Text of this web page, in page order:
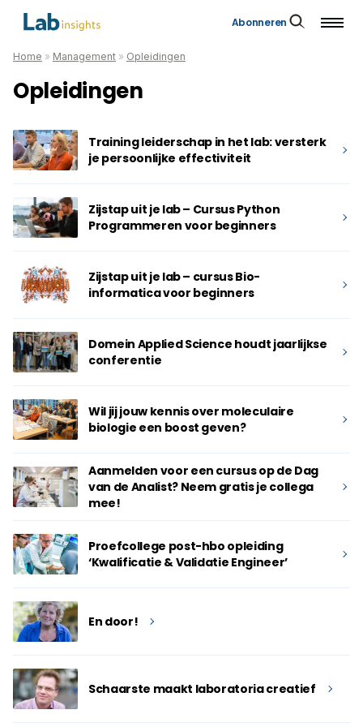
Abonneren
Home » Management » Opleidingen
Opleidingen
Training leiderschap in het lab: versterk
je persoonlijke effectiviteit
Zijstap uit je lab – Cursus Python
Programmeren voor beginners
Zijstap uit je lab – cursus Bio-
informatica voor beginners
Domein Applied Science houdt jaarlijkse
conferentie
Wil jij jouw kennis over moleculaire
biologie een boost geven?
Aanmelden voor een cursus op de Dag
van de Analist? Neem gratis je collega
mee!
Proefcollege post-hbo opleiding
‘Kwalificatie & Validatie Engineer’
En door!
Schaarste maakt laboratoria creatief